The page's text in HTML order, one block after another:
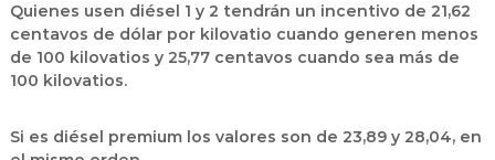
Quienes usen diésel 1 y 2 tendrán un incentivo de 21,62
centavos de dólar por kilovatio cuando generen menos
de 100 kilovatios y 25,77 centavos cuando sea más de
100 kilovatios.
Si es diésel premium los valores son de 23,89 y 28,04, en